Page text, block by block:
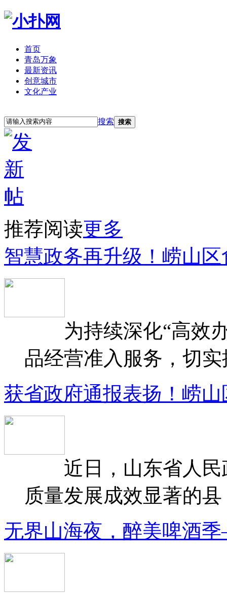
首页
青岛万象
最新资讯
创意城市
文化产业
搜索 搜索
推荐阅读更多
智慧政务再升级！崂山
为持续深化“高效办
品经营准入服务，切
获省政府通报表扬！崂
近日，山东省人民
质量发展成效显著的
无界山海夜，醉美啤酒